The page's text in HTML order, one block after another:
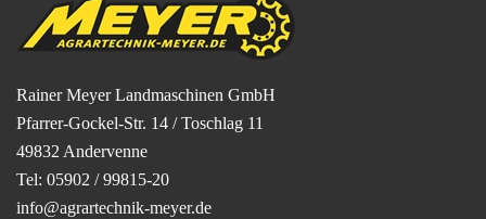
Rainer Meyer Landmaschinen GmbH
Pfarrer-Gockel-Str. 14 / Toschlag 11
49832 Andervenne
Tel: 05902 / 99815-20
info@agrartechnik-meyer.de